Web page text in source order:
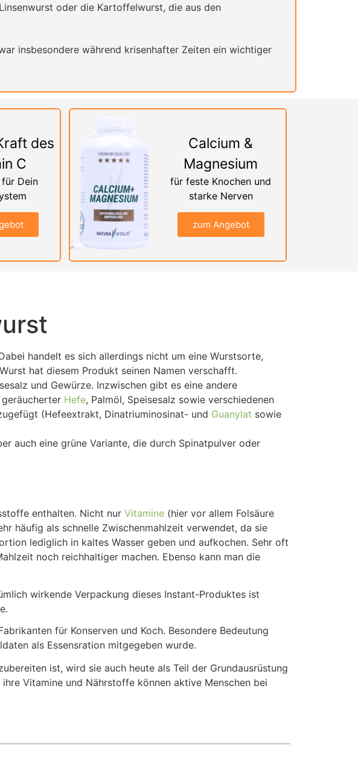
oder die Kartoffelwurst, die aus den
insbesondere während krisenhafter Zeiten ein wichtiger
des
C
Dein
Calcium &
Magnesium
für feste Knochen und
starke Nerven
zum Angebot
handelt es sich allerdings nicht um eine Wurstsorte,
hat diesem Produkt seinen Namen verschafft.
und Gewürze. Inzwischen gibt es eine andere
Hefe, Palmöl, Speisesalz sowie verschiedenen
(Hefeextrakt, Dinatriuminosinat- und Guanylat sowie
auch eine grüne Variante, die durch Spinatpulver oder
enthalten. Nicht nur Vitamine (hier vor allem Folsäure
häufig als schnelle Zwischenmahlzeit verwendet, da sie
lediglich in kaltes Wasser geben und aufkochen. Sehr oft
noch reichhaltiger machen. Ebenso kann man die
wirkende Verpackung dieses Instant-Produktes ist
für Konserven und Koch. Besondere Bedeutung
als Essensration mitgegeben wurde.
ist, wird sie auch heute als Teil der Grundausrüstung
Vitamine und Nährstoffe können aktive Menschen bei